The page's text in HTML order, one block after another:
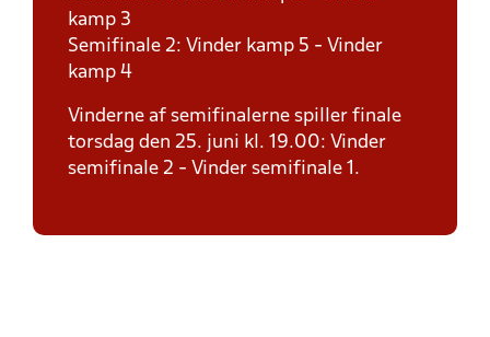
kamp 3
Semifinale 2: Vinder kamp 5 - Vinder
kamp 4
Vinderne af semifinalerne spiller finale
torsdag den 25. juni kl. 19.00: Vinder
semifinale 2 - Vinder semifinale 1.